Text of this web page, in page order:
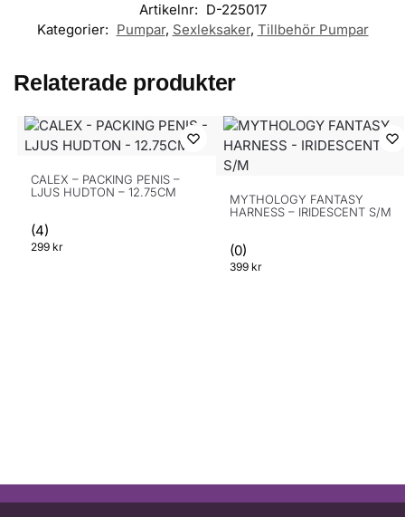
Artikelnr: D-225017
Kategorier: Pumpar, Sexleksaker, Tillbehör Pumpar
Relaterade produkter
CALEX – PACKING PENIS –
LJUS HUDTON – 12.75CM
(4)
299 kr
MYTHOLOGY FANTASY
HARNESS – IRIDESCENT S/M
(0)
399 kr